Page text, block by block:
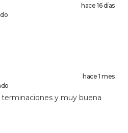
hace 16 días
hace 1 mes
y muy buena